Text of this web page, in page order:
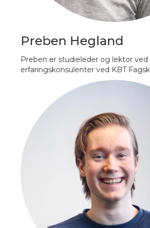
Preben Hegland
Preben er studieleder og lektor
erfaringskonsulenter ved KBT